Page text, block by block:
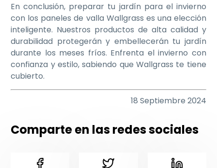
En conclusión, preparar tu jardín para el invierno
con los paneles de valla Wallgrass es una elección
inteligente. Nuestros productos de alta calidad y
durabilidad protegerán y embellecerán tu jardín
durante los meses fríos. Enfrenta el invierno con
confianza y estilo, sabiendo que Wallgrass te tiene
cubierto.
18 Septiembre 2024
Comparte en las redes sociales